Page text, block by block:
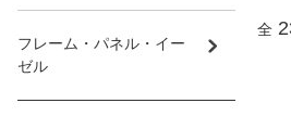
全
フレーム・パネル・イー
ゼル